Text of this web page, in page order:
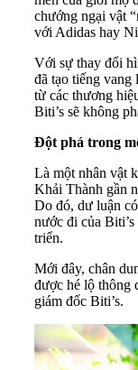
chướng ngại vật
với Adidas hay
Với sự thay đổi
đã tạo tiếng
từ các thương
Biti’s sẽ không
Đột phá trong
Là một nhân vật
Khải Thành gần
Do đó, dư luận
nước đi của
triển.
Mới đây, chân
được hé lộ thông
giám đốc Biti’s.